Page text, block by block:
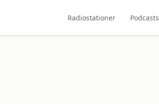
Radiostationer Podcasts